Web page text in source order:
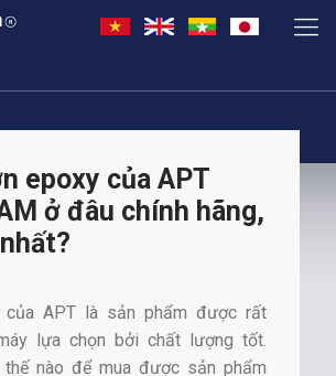
epoxy của APT
ở đâu chính hãng,
của APT là sản phẩm được rất
lựa chọn bởi chất lượng tốt.
thế nào để mua được sản phẩm